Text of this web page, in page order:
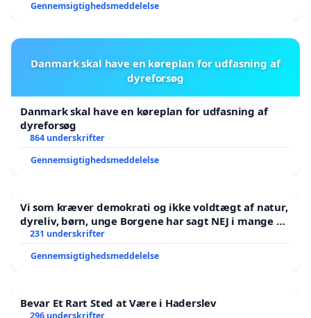
Gennemsigtighedsmeddelelse
Danmark skal have en køreplan for udfasning af
dyreforsøg
Danmark skal have en køreplan for udfasning af
dyreforsøg
864 underskrifter
Gennemsigtighedsmeddelelse
Vi som kræver demokrati og ikke voldtægt af natur,
dyreliv, børn, unge Borgene har sagt NEJ i mange år.
Der er
231 underskrifter
Gennemsigtighedsmeddelelse
Bevar Et Rart Sted at Være i Haderslev